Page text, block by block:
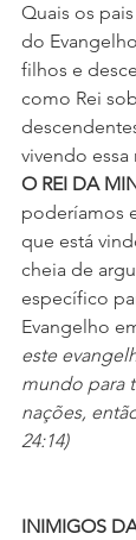
Quais os
do
filhos e
como Rei
vivendo
O REI DA
poderíamos
que está
cheia de
específico
Evangelho
este
mundo para
nações,
24:14)
INIMIGOS